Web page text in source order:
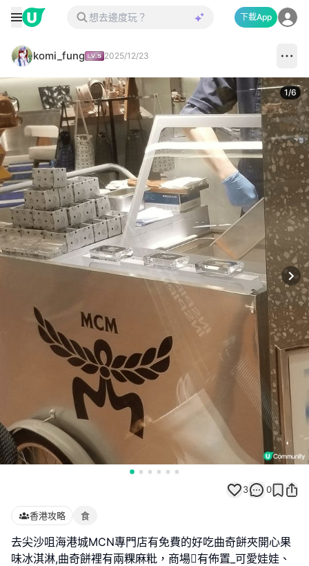
下載App
komi_fung 2025/12/23
1/6
3 0
香港攻略 食
去尖沙咀海港城MCN專門店有免費的好吃曲奇餅夾開心果
味冰淇淋,曲奇餅裡有兩粿麻粃，商場有佈置_可愛娃娃、